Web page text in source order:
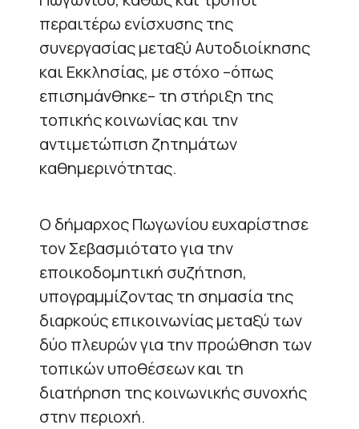
περαιτέρω ενίσχυσης της
συνεργασίας μεταξύ Αυτοδιοίκησης
και Εκκλησίας, με στόχο –όπως
επισημάνθηκε– τη στήριξη της
τοπικής κοινωνίας και την
αντιμετώπιση ζητημάτων
καθημερινότητας.
Ο δήμαρχος Πωγωνίου ευχαρίστησε
τον Σεβασμιότατο για την
εποικοδομητική συζήτηση,
υπογραμμίζοντας τη σημασία της
διαρκούς επικοινωνίας μεταξύ των
δύο πλευρών για την προώθηση των
τοπικών υποθέσεων και τη
διατήρηση της κοινωνικής συνοχής
στην περιοχή.